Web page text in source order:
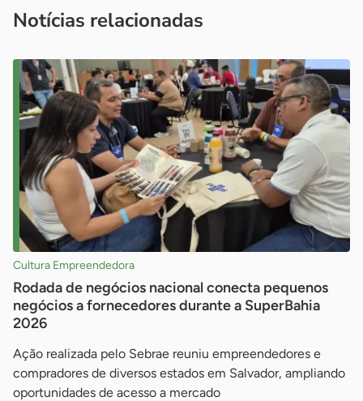
Notícias relacionadas
Cultura Empreendedora
Rodada de negócios nacional conecta pequenos
negócios a fornecedores durante a SuperBahia
2026
Ação realizada pelo Sebrae reuniu empreendedores e
compradores de diversos estados em Salvador, ampliando
oportunidades de acesso a mercado